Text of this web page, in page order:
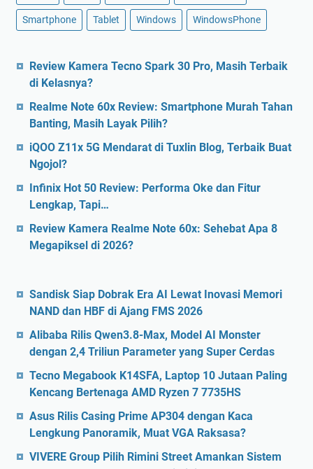
Smartphone Tablet Windows WindowsPhone
Review Kamera Tecno Spark 30 Pro, Masih Terbaik
di Kelasnya?
Realme Note 60x Review: Smartphone Murah Tahan
Banting, Masih Layak Pilih?
iQOO Z11x 5G Mendarat di Tuxlin Blog, Terbaik Buat
Ngojol?
Infinix Hot 50 Review: Performa Oke dan Fitur
Lengkap, Tapi…
Review Kamera Realme Note 60x: Sehebat Apa 8
Megapiksel di 2026?
Sandisk Siap Dobrak Era AI Lewat Inovasi Memori
NAND dan HBF di Ajang FMS 2026
Alibaba Rilis Qwen3.8-Max, Model AI Monster
dengan 2,4 Triliun Parameter yang Super Cerdas
Tecno Megabook K14SFA, Laptop 10 Jutaan Paling
Kencang Bertenaga AMD Ryzen 7 7735HS
Asus Rilis Casing Prime AP304 dengan Kaca
Lengkung Panoramik, Muat VGA Raksasa?
VIVERE Group Pilih Rimini Street Amankan Sistem